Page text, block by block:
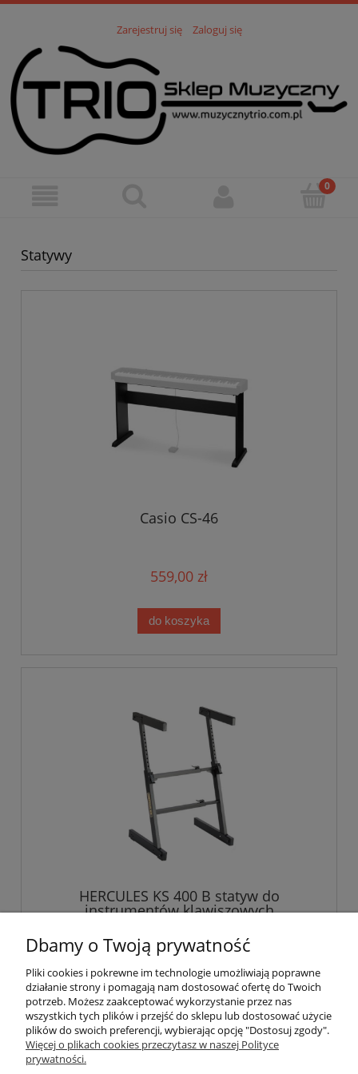
Zarejestruj się Zaloguj się
Statywy
Casio CS-46
559,00 zł
do koszyka
HERCULES KS 400 B statyw do
instrumentów klawiszowych
500,00 zł
Pomoc
Dbamy o Twoją prywatność
Pliki cookies i pokrewne im technologie umożliwiają poprawne
działanie strony i pomagają nam dostosować ofertę do Twoich
potrzeb. Możesz zaakceptować wykorzystanie przez nas
wszystkich tych plików i przejść do sklepu lub dostosować użycie
plików do swoich preferencji, wybierając opcję "Dostosuj zgody".
Więcej o plikach cookies przeczytasz w naszej Polityce
prywatności.